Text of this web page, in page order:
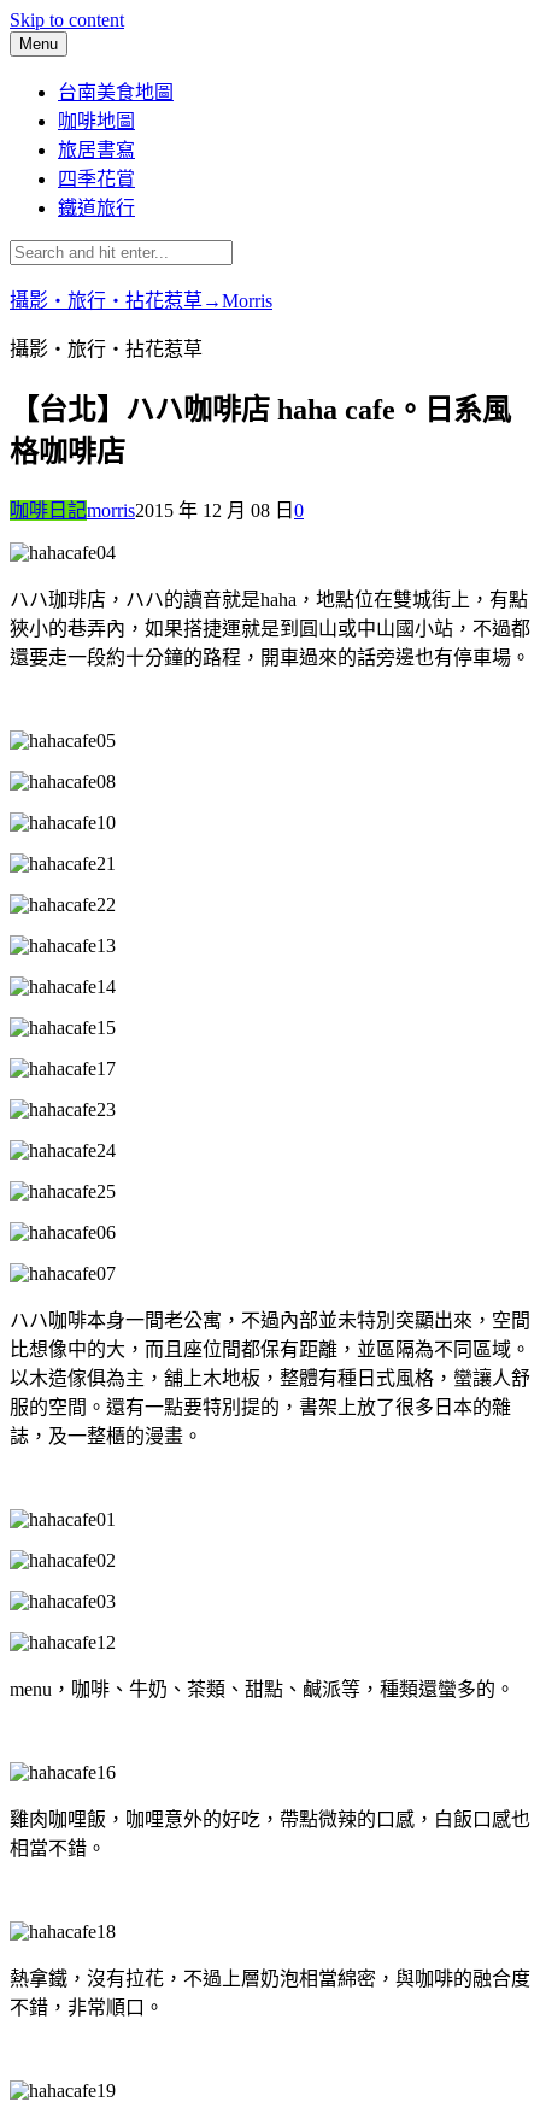
Skip to content
Menu
台南美食地圖
咖啡地圖
旅居書寫
四季花賞
鐵道旅行
攝影‧旅行‧拈花惹草→Morris
攝影‧旅行‧拈花惹草
【台北】ハハ咖啡店 haha cafe。日系風
格咖啡店
咖啡日記morris2015 年 12 月 08 日 0
ハハ珈琲店，ハハ的讀音就是haha，地點位在雙城街上，有點
狹小的巷弄內，如果搭捷運就是到圓山或中山國小站，不過都
還要走一段約十分鐘的路程，開車過來的話旁邊也有停車場。
ハハ咖啡本身一間老公寓，不過內部並未特別突顯出來，空間
比想像中的大，而且座位間都保有距離，並區隔為不同區域。
以木造傢俱為主，舖上木地板，整體有種日式風格，蠻讓人舒
服的空間。還有一點要特別提的，書架上放了很多日本的雜
誌，及一整櫃的漫畫。
menu，咖啡、牛奶、茶類、甜點、鹹派等，種類還蠻多的。
雞肉咖哩飯，咖哩意外的好吃，帶點微辣的口感，白飯口感也
相當不錯。
熱拿鐵，沒有拉花，不過上層奶泡相當綿密，與咖啡的融合度
不錯，非常順口。